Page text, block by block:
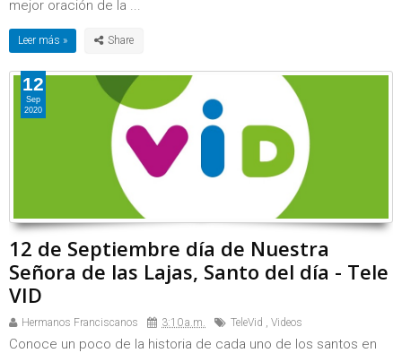
mejor oración de la ...
Leer más »
12 de Septiembre día de Nuestra
Señora de las Lajas, Santo del día - Tele
VID
Hermanos Franciscanos 3:10 a.m. TeleVid , Videos
Conoce un poco de la historia de cada uno de los santos en
12
Sep
2020